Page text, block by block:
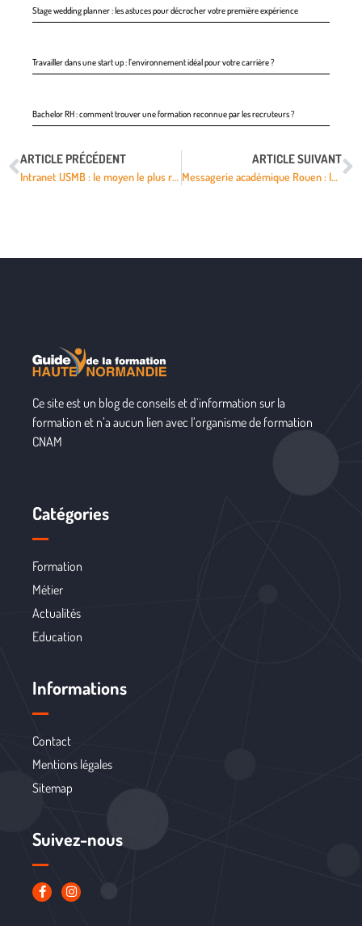
Stage wedding planner : les astuces pour décrocher votre première expérience
Travailler dans une start up : l’environnement idéal pour votre carrière ?
Bachelor RH : comment trouver une formation reconnue par les recruteurs ?
ARTICLE PRÉCÉDENT
Intranet USMB : le moyen le plus rapide pour accéder à l’espace étudiant ?
ARTICLE SUIVANT
Messagerie académique Rouen : la procédure simple pour accéder au webmail ?
Ce site est un blog de conseils et d’information sur la
formation et n’a aucun lien avec l’organisme de formation
CNAM
Catégories
Formation
Métier
Actualités
Education
Informations
Contact
Mentions légales
Sitemap
Suivez-nous